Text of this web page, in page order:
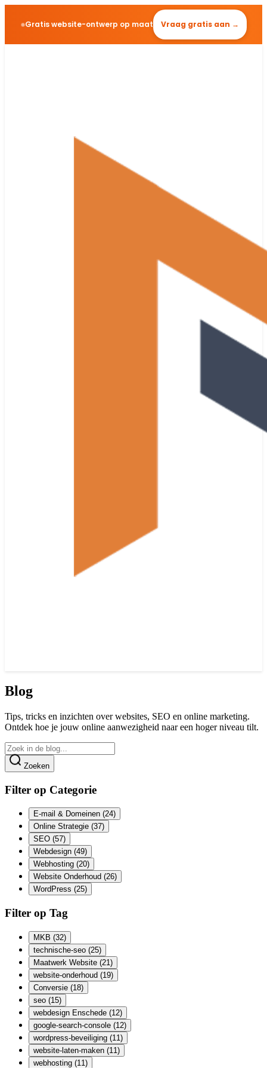
Gratis website-ontwerp op maat Vraag gratis aan →
Blog
Tips, tricks en inzichten over websites, SEO en online marketing.
Ontdek hoe je jouw online aanwezigheid naar een hoger niveau tilt.
Zoeken
Filter op Categorie
E-mail & Domeinen (24)
Online Strategie (37)
SEO (57)
Webdesign (49)
Webhosting (20)
Website Onderhoud (26)
WordPress (25)
Filter op Tag
MKB (32)
technische-seo (25)
Maatwerk Website (21)
website-onderhoud (19)
Conversie (18)
seo (15)
webdesign Enschede (12)
google-search-console (12)
wordpress-beveiliging (11)
website-laten-maken (11)
webhosting (11)